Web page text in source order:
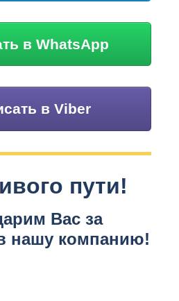
в WhatsApp
в Viber
пути!
Вас за
нашу компанию!